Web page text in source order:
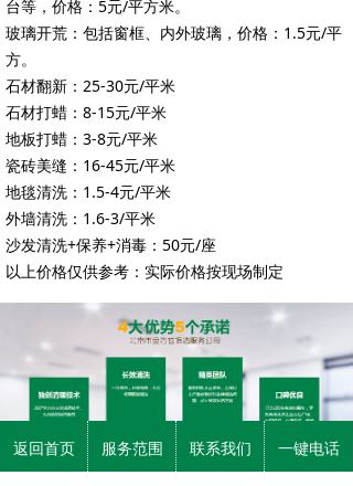
台等，价格：5元/平方米。
玻璃开荒：包括窗框、内外玻璃，价格：1.5元/平
方。
石材翻新：25-30元/平米
石材打蜡：8-15元/平米
地板打蜡：3-8元/平米
瓷砖美缝：16-45元/平米
地毯清洗：1.5-4元/平米
外墙清洗：1.6-3/平米
沙发清洗+保养+消毒：50元/座
以上价格仅供参考：实际价格按现场制定
返回首页 服务范围 联系我们 一键电话